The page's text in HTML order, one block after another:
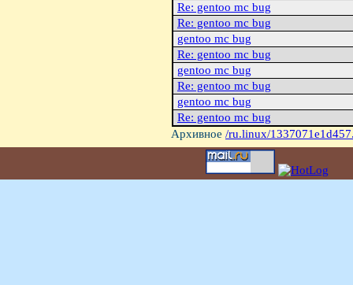
Re: gentoo mc bug
Re: gentoo mc bug
gentoo mc bug
Re: gentoo mc bug
gentoo mc bug
Re: gentoo mc bug
gentoo mc bug
Re: gentoo mc bug
Архивное /ru.linux/